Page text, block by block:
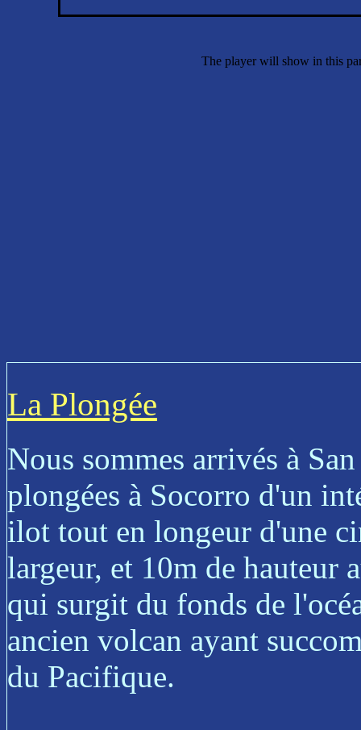
The player will show in this
La Plongée
Nous sommes arrivés à
plongées à Socorro d'un
ilot tout en longeur d'une
largeur, et 10m de
qui surgit du fonds de
ancien volcan ayant
du Pacifique.